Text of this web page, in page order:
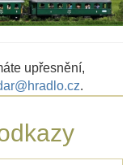
upřesnění,
.